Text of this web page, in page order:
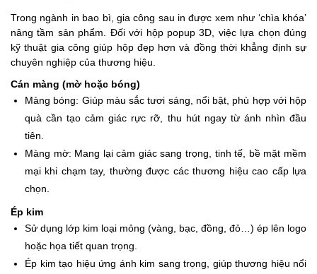
Trong ngành in bao bì, gia công sau in được xem như ‘chìa khóa’
nâng tầm sản phẩm. Đối với hộp popup 3D, việc lựa chọn đúng
kỹ thuật gia công giúp hộp đẹp hơn và đồng thời khẳng định sự
chuyên nghiệp của thương hiệu.
Cán màng (mờ hoặc bóng)
Màng bóng: Giúp màu sắc tươi sáng, nổi bật, phù hợp với hộp
quà cần tạo cảm giác rực rỡ, thu hút ngay từ ánh nhìn đầu
tiên.
Màng mờ: Mang lại cảm giác sang trọng, tinh tế, bề mặt mềm
mại khi chạm tay, thường được các thương hiệu cao cấp lựa
chọn.
Ép kim
Sử dụng lớp kim loại mỏng (vàng, bạc, đồng, đỏ…) ép lên logo
hoặc họa tiết quan trọng.
Ép kim tạo hiệu ứng ánh kim sang trọng, giúp thương hiệu nổi